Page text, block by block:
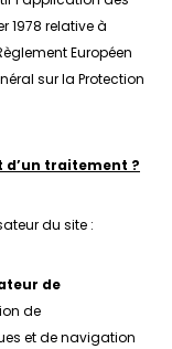
1978 relative à
Européen
sur la Protection
d’un traitement ?
du site :
de
de
et de navigation